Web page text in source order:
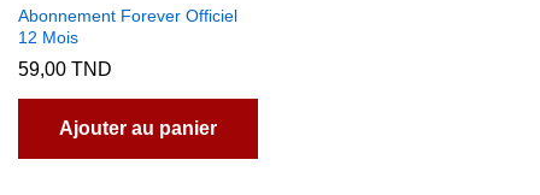
Abonnement Forever Officiel
12 Mois
59,00 TND
Ajouter au panier